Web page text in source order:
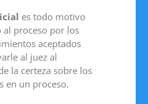
es todo motivo
al proceso por los
aceptados
al juez al
la certeza sobre los
en un proceso.